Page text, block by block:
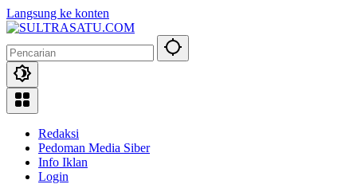
Langsung ke konten
Redaksi
Pedoman Media Siber
Info Iklan
Login